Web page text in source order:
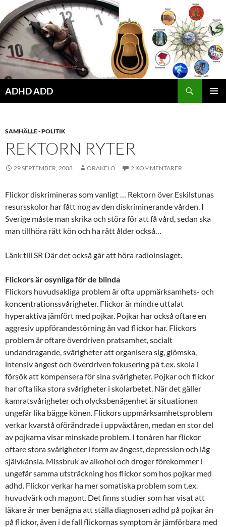
Hoppa
till
innehåll
ADHD ADD
SAMHÄLLE - POLITIK
REKTORN RYTER
29 SEPTEMBER, 2008 ORAKELO 2 KOMMENTARER
Flickor diskrimineras som vanligt … Rektorn över Eskilstunas
resursskolor har fått nog av den diskriminerande vården. I
Sverige måste man skrika och störa för att få vård, sedan ska
man tillhöra rätt kön och ha rätt ålder också…
Länk till SR Där det också går att höra radioinslaget.
Flickors är osynliga för de blinda
Flickors huvudsakliga problem är ofta uppmärksamhets- och
koncentrationssvårigheter. Flickor är mindre uttalat
hyperaktiva jämfört med pojkar. Pojkar har också oftare en
aggresiv uppförandestörning än vad flickor har. Flickors
problem är oftare överdriven pratsamhet, socialt
undandragande, svårigheter att organisera sig, glömska,
intensiv ångest och överdriven fokusering på t.ex. skola i
försök att kompensera för sina svårigheter. Pojkar och flickor
har ofta lika stora svårigheter i skolarbetet. När det gäller
kamratsvårigheter och olycksbenägenhet är situationen
ungefär lika bägge könen. Flickors uppmärksamhetsproblem
verkar kvarstå oförändrade i uppväxtåren, medan en stor del
av pojkarna visar minskade problem. I tonåren har flickor
oftare stora svårigheter i form av ångest, depression och låg
självkänsla. Missbruk av alkohol och droger förekommer i
ungefär samma utsträckning hos flickor som hos pojkar med
adhd. Flickor verkar ha mer somatiska problem som t.ex.
huvudvärk och magont. Det finns studier som har visat att
läkare är mer benägna att ställa diagnosen adhd på pojkar än
på flickor, även i de fall flickornas symptom är jämförbara med